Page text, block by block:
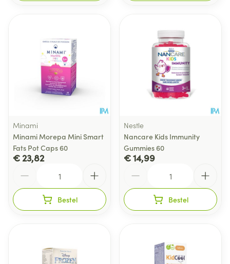
Minami
Minami Morepa Mini Smart
Fats Pot Caps 60
€ 23,82
Bestel
Nestle
Nancare Kids Immunity
Gummies 60
€ 14,99
Bestel